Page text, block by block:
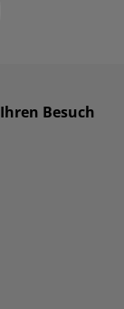
Besuch